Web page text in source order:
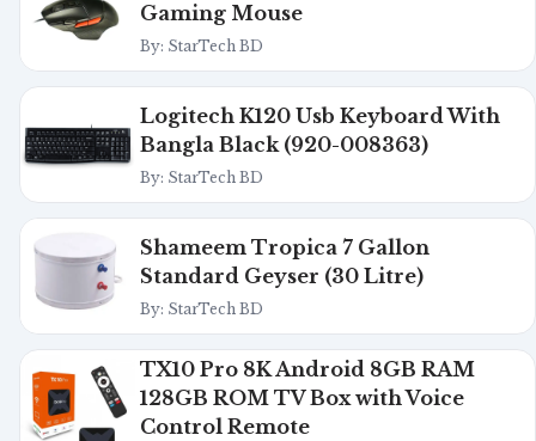
Gaming Mouse
By: StarTech BD
Logitech K120 Usb Keyboard With
Bangla Black (920-008363)
By: StarTech BD
Shameem Tropica 7 Gallon
Standard Geyser (30 Litre)
By: StarTech BD
TX10 Pro 8K Android 8GB RAM
128GB ROM TV Box with Voice
Control Remote